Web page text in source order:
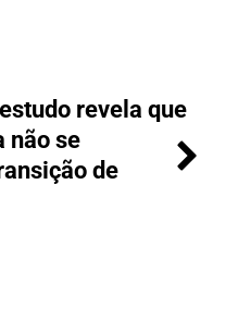
revela que
não se
de